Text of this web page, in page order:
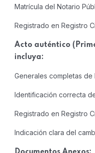
Matrícula del Notario
Registrado en Registro
Acto auténtico
incluya:
Generales completas de
Identificación correcta
Registrado en Registro
Indicación clara del